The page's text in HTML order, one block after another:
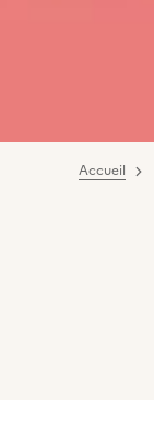
Accueil